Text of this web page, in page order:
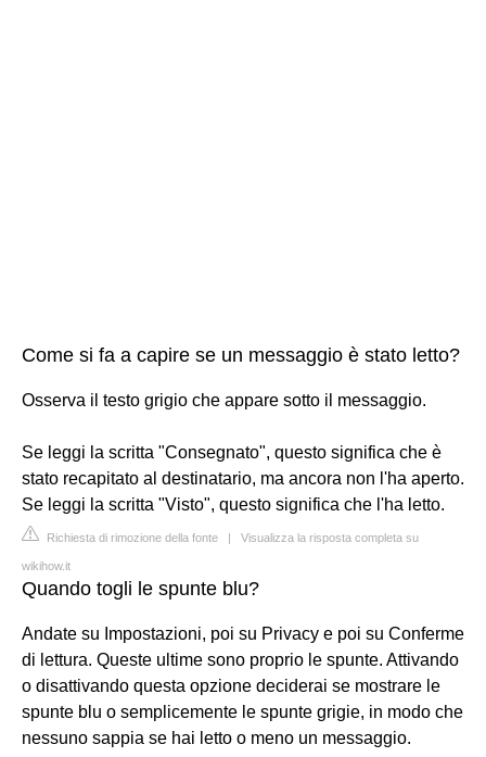
Come si fa a capire se un messaggio è stato letto?
Osserva il testo grigio che appare sotto il messaggio.
Se leggi la scritta "Consegnato", questo significa che è
stato recapitato al destinatario, ma ancora non l'ha aperto.
Se leggi la scritta "Visto", questo significa che l'ha letto.
Richiesta di rimozione della fonte | Visualizza la risposta completa su
wikihow.it
Quando togli le spunte blu?
Andate su Impostazioni, poi su Privacy e poi su Conferme
di lettura. Queste ultime sono proprio le spunte. Attivando
o disattivando questa opzione deciderai se mostrare le
spunte blu o semplicemente le spunte grigie, in modo che
nessuno sappia se hai letto o meno un messaggio.